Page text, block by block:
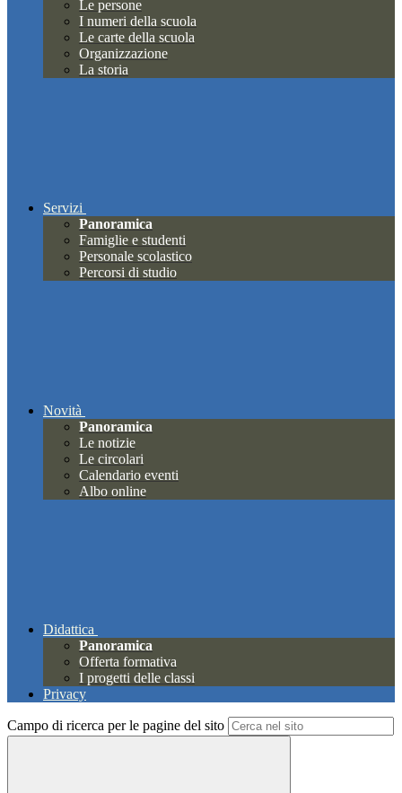
Le persone
I numeri della scuola
Le carte della scuola
Organizzazione
La storia
Servizi
Panoramica
Famiglie e studenti
Personale scolastico
Percorsi di studio
Novità
Panoramica
Le notizie
Le circolari
Calendario eventi
Albo online
Didattica
Panoramica
Offerta formativa
I progetti delle classi
Privacy
Campo di ricerca per le pagine del sito